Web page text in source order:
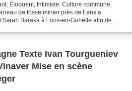
Éloquent, Intimiste. Culture commune,
de fosse minier près de Lens a
Baraka à Loos-en-Gohelle afin de
en scène